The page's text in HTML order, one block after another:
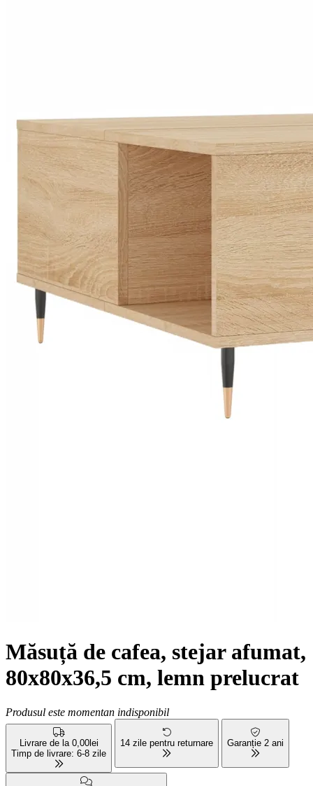
Măsuță de cafea, stejar afumat,
80x80x36,5 cm, lemn prelucrat
Produsul este momentan indisponibil
Livrare de la 0,00lei
Timp de livrare: 6-8 zile
14 zile pentru returnare Garanție 2 ani